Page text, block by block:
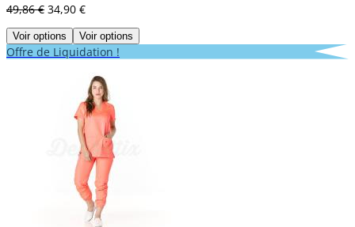
49,86 € 34,90 €
Voir options Voir options
Offre de Liquidation !